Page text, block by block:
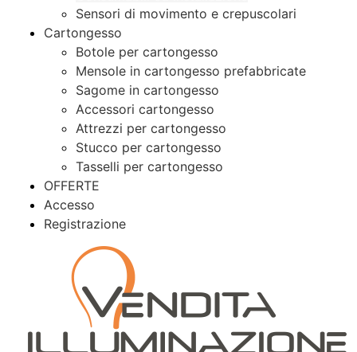
Sensori di movimento e crepuscolari
Cartongesso
Botole per cartongesso
Mensole in cartongesso prefabbricate
Sagome in cartongesso
Accessori cartongesso
Attrezzi per cartongesso
Stucco per cartongesso
Tasselli per cartongesso
OFFERTE
Accesso
Registrazione